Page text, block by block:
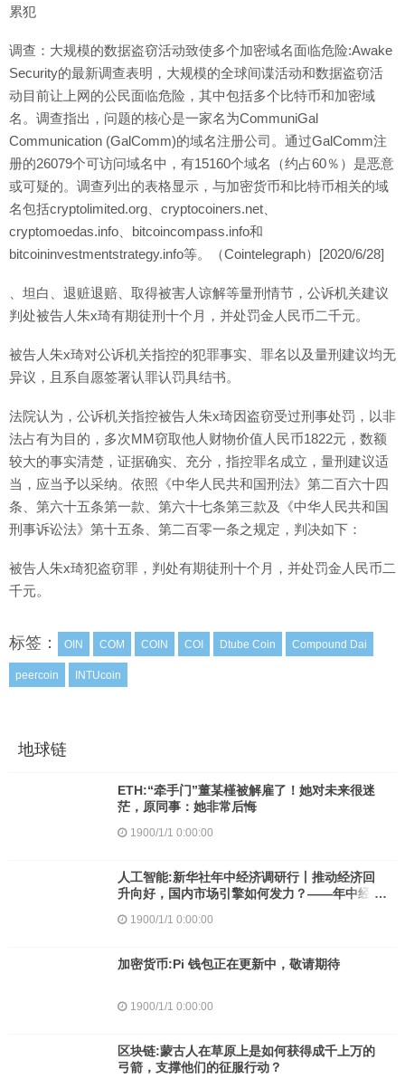
累犯
调查：大规模的数据盗窃活动致使多个加密域名面临危险:Awake
Security的最新调查表明，大规模的全球间谍活动和数据盗窃活
动目前让上网的公民面临危险，其中包括多个比特币和加密域
名。调查指出，问题的核心是一家名为CommuniGal
Communication (GalComm)的域名注册公司。通过GalComm注
册的26079个可访问域名中，有15160个域名（约占60％）是恶意
或可疑的。调查列出的表格显示，与加密货币和比特币相关的域
名包括cryptolimited.org、cryptocoiners.net、
cryptomoedas.info、bitcoincompass.info和
bitcoininvestmentstrategy.info等。（Cointelegraph）[2020/6/28]
、坦白、退赃退赔、取得被害人谅解等量刑情节，公诉机关建议
判处被告人朱x琦有期徒刑十个月，并处罚金人民币二千元。
被告人朱x琦对公诉机关指控的犯罪事实、罪名以及量刑建议均无
异议，且系自愿签署认罪认罚具结书。
法院认为，公诉机关指控被告人朱x琦因盗窃受过刑事处罚，以非
法占有为目的，多次MM窃取他人财物价值人民币1822元，数额
较大的事实清楚，证据确实、充分，指控罪名成立，量刑建议适
当，应当予以采纳。依照《中华人民共和国刑法》第二百六十四
条、第六十五条第一款、第六十七条第三款及《中华人民共和国
刑事诉讼法》第十五条、第二百零一条之规定，判决如下：
被告人朱x琦犯盗窃罪，判处有期徒刑十个月，并处罚金人民币二
千元。
标签： OIN COM COIN COI Dtube Coin Compound Dai
peercoin INTUcoin
地球链
ETH:“牵手门”董某槿被解雇了！她对未来很迷
茫，原同事：她非常后悔
1900/1/1 0:00:00
人工智能:新华社年中经济调研行丨推动经济回
升向好，国内市场引擎如何发力？——年中经济
1900/1/1 0:00:00
加密货币:Pi 钱包正在更新中，敬请期待
1900/1/1 0:00:00
区块链:蒙古人在草原上是如何获得成千上万的
弓箭，支撑他们的征服行动？